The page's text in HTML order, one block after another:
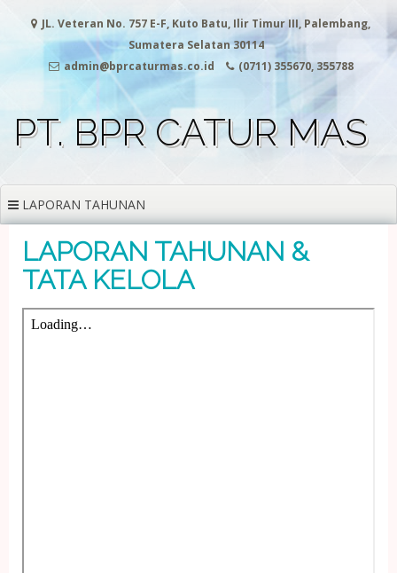
content
JL. Veteran No. 757 E-F, Kuto Batu, Ilir Timur III, Palembang,
Sumatera Selatan 30114
admin@bprcaturmas.co.id
(0711) 355670, 355788
PT. BPR CATUR MAS
LAPORAN TAHUNAN
LAPORAN TAHUNAN &
TATA KELOLA